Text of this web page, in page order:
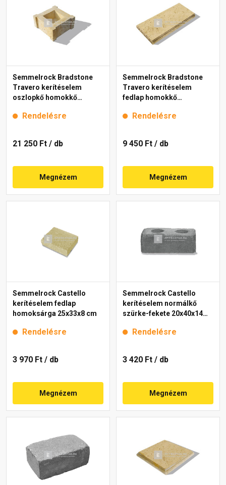
Semmelrock Bradstone
Travero kerítéselem
oszlopkő homokkő
Rendelésre
21 250 Ft / db
Megnézem
Semmelrock Bradstone
Travero kerítéselem
fedlap homokkő
Rendelésre
9 450 Ft / db
Megnézem
Semmelrock Castello
kerítéselem fedlap
homoksárga 25x33x8 cm
Rendelésre
3 970 Ft / db
Megnézem
Semmelrock Castello
kerítéselem normálkő
szürke-fekete 20x40x14
Rendelésre
3 420 Ft / db
Megnézem